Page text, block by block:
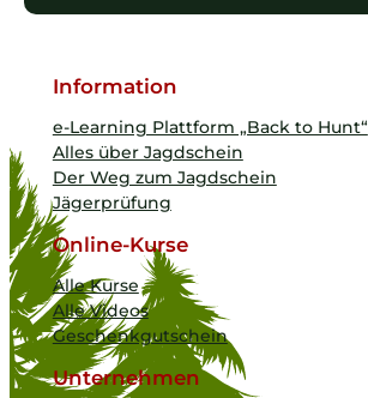
Information
e-Learning Plattform „Back to Hunt“
Alles über Jagdschein
Der Weg zum Jagdschein
Jägerprüfung
Online-Kurse
Alle Kurse
Alle Videos
Geschenkgutschein
Unternehmen